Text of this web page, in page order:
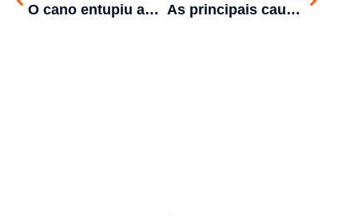
O cano entupiu após a obra/construção, o que faço? As principais causas de entupimento na sua casa e como evitar